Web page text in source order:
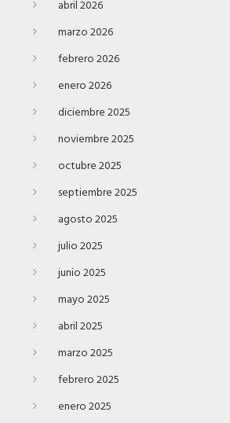
abril 2026
marzo 2026
febrero 2026
enero 2026
diciembre 2025
noviembre 2025
octubre 2025
septiembre 2025
agosto 2025
julio 2025
junio 2025
mayo 2025
abril 2025
marzo 2025
febrero 2025
enero 2025